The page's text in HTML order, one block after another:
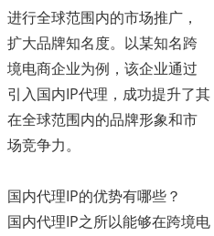
进行全球范围内的市场推广，
扩大品牌知名度。以某知名跨
境电商企业为例，该企业通过
引入国内IP代理，成功提升了其
在全球范围内的品牌形象和市
场竞争力。
国内代理IP的优势有哪些？
国内代理IP之所以能够在跨境电